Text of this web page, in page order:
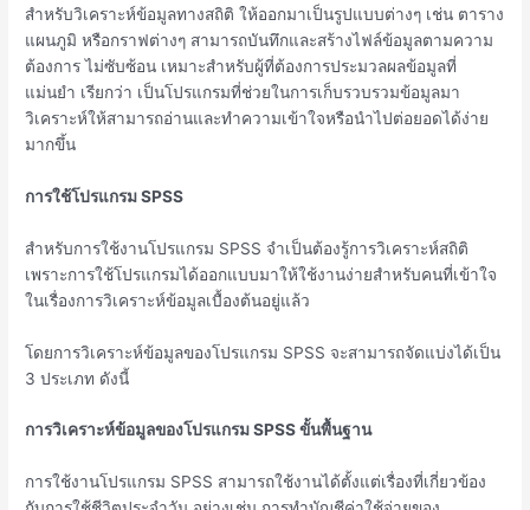
สำหรับวิเคราะห์ข้อมูลทางสถิติ ให้ออกมาเป็นรูปแบบต่างๆ เช่น ตาราง
แผนภูมิ หรือกราฟต่างๆ สามารถบันทึกและสร้างไฟล์ข้อมูลตามความ
ต้องการ ไม่ซับซ้อน เหมาะสำหรับผู้ที่ต้องการประมวลผลข้อมูลที่
แม่นยำ เรียกว่า เป็นโปรแกรมที่ช่วยในการเก็บรวบรวมข้อมูลมา
วิเคราะห์ให้สามารถอ่านและทำความเข้าใจหรือนำไปต่อยอดได้ง่าย
มากขึ้น
การใช้โปรแกรมSPSS
สำหรับการใช้งานโปรแกรม SPSS จำเป็นต้องรู้การวิเคราะห์สถิติ
เพราะการใช้โปรแกรมได้ออกแบบมาให้ใช้งานง่ายสำหรับคนที่เข้าใจ
ในเรื่องการวิเคราะห์ข้อมูลเบื้องต้นอยู่แล้ว
โดยการวิเคราะห์ข้อมูลของโปรแกรม SPSS จะสามารถจัดแบ่งได้เป็น
3 ประเภท ดังนี้
การวิเคราะห์ข้อมูลของโปรแกรมSPSS ขั้นพื้นฐาน
การใช้งานโปรแกรม SPSS สามารถใช้งานได้ตั้งแต่เรื่องที่เกี่ยวข้อง